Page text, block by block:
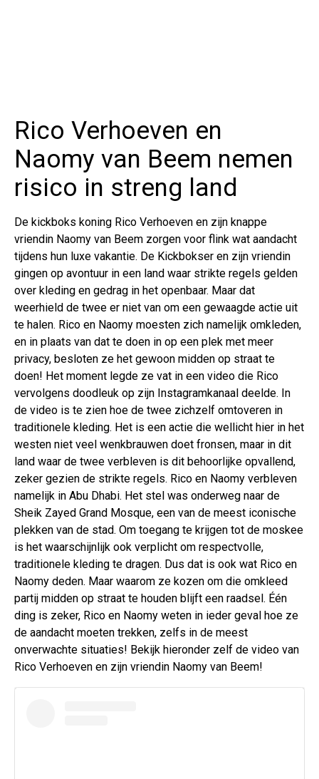
Rico Verhoeven en
Naomy van Beem nemen
risico in streng land
De kickboks koning Rico Verhoeven en zijn knappe
vriendin Naomy van Beem zorgen voor flink wat aandacht
tijdens hun luxe vakantie. De Kickbokser en zijn vriendin
gingen op avontuur in een land waar strikte regels gelden
over kleding en gedrag in het openbaar. Maar dat
weerhield de twee er niet van om een gewaagde actie uit
te halen. Rico en Naomy moesten zich namelijk omkleden,
en in plaats van dat te doen in op een plek met meer
privacy, besloten ze het gewoon midden op straat te
doen! Het moment legde ze vat in een video die Rico
vervolgens doodleuk op zijn Instagramkanaal deelde. In
de video is te zien hoe de twee zichzelf omtoveren in
traditionele kleding. Het is een actie die wellicht hier in het
westen niet veel wenkbrauwen doet fronsen, maar in dit
land waar de twee verbleven is dit behoorlijke opvallend,
zeker gezien de strikte regels. Rico en Naomy verbleven
namelijk in Abu Dhabi. Het stel was onderweg naar de
Sheik Zayed Grand Mosque, een van de meest iconische
plekken van de stad. Om toegang te krijgen tot de moskee
is het waarschijnlijk ook verplicht om respectvolle,
traditionele kleding te dragen. Dus dat is ook wat Rico en
Naomy deden. Maar waarom ze kozen om die omkleed
partij midden op straat te houden blijft een raadsel. Één
ding is zeker, Rico en Naomy weten in ieder geval hoe ze
de aandacht moeten trekken, zelfs in de meest
onverwachte situaties! Bekijk hieronder zelf de video van
Rico Verhoeven en zijn vriendin Naomy van Beem!